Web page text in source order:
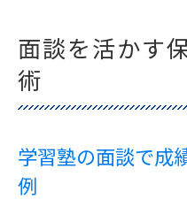
面談を活かす
術
学習塾の面談で成
例